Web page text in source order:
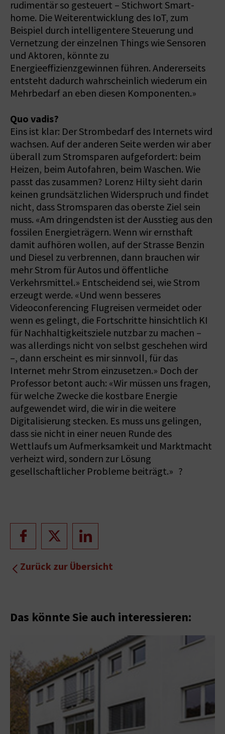
rudimentär so gesteuert – Stichwort Smart­
home. Die Weiterentwicklung des IoT, zum
Beispiel durch intelligentere Steuerung und
Vernetzung der einzelnen Things wie Sensoren
und Aktoren, könnte zu
Energieeffizienzgewinnen führen. Andererseits
entsteht dadurch wahrscheinlich wiederum ein
Mehrbedarf an eben diesen Komponenten.»
Quo vadis?
Eins ist klar: Der Strombedarf des Internets wird
wachsen. Auf der anderen Seite werden wir aber
überall zum Stromsparen aufgefordert: beim
Heizen, beim Autofahren, beim Waschen. Wie
passt das zusammen? Lorenz Hilty sieht darin
keinen grundsätzlichen Widerspruch und findet
nicht, dass Stromsparen das oberste Ziel sein
muss. «Am dringendsten ist der Ausstieg aus den
fossilen Energieträgern. Wenn wir ernsthaft
damit aufhören wollen, auf der Strasse Benzin
und Diesel zu verbrennen, dann brauchen wir
mehr Strom für Autos und öffentliche
Verkehrsmittel.» Entscheidend sei, wie Strom
erzeugt werde. «Und wenn besseres
Videoconferencing Flugreisen vermeidet oder
wenn es gelingt, die Fortschritte hinsichtlich KI
für Nachhaltigkeitsziele nutzbar zu machen –
was allerdings nicht von selbst geschehen wird
–, dann erscheint es mir sinnvoll, für das
Internet mehr Strom einzusetzen.» Doch der
Professor betont auch: «Wir müssen uns fragen,
für welche Zwecke die kostbare Energie
aufgewendet wird, die wir in die weitere
Digitalisierung stecken. Es muss uns gelingen,
dass sie nicht in einer neuen Runde des
Wettlaufs um Aufmerksamkeit und Marktmacht
verheizt wird, sondern zur Lösung
gesellschaftlicher Probleme beiträgt.» ?
Zurück zur Übersicht
Das könnte Sie auch interessieren: